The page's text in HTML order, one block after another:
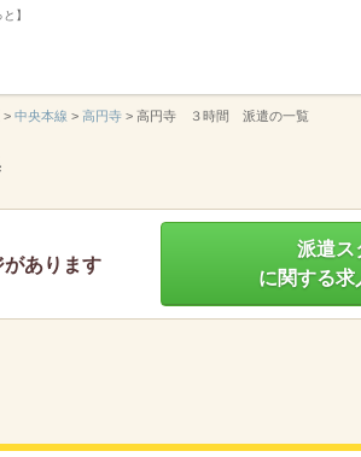
】
> 中央本線 > 高円寺 > 高円寺 ３時間 派遣の一覧
があります
派遣ス
に関する求